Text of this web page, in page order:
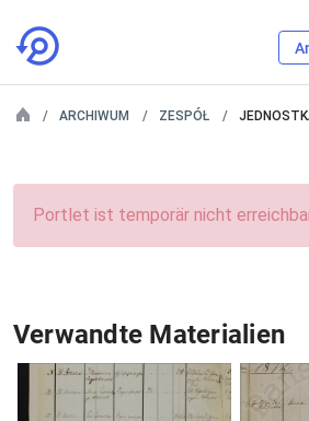
ARCHIWUM ZESPÓŁ
Portlet ist temporär nicht
Verwandte Materialien